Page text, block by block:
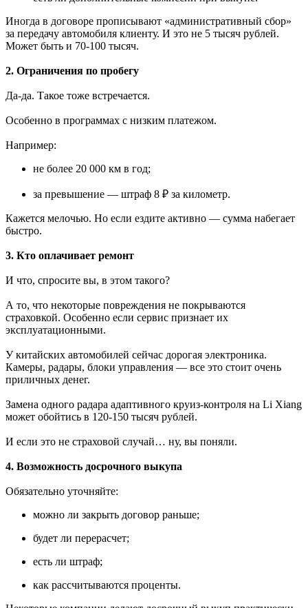
Иногда в договоре прописывают «административный сбор»
за передачу автомобиля клиенту. И это не 5 тысяч рублей.
Может быть и 70-100 тысяч.
2. Ограничения по пробегу
Да-да. Такое тоже встречается.
Особенно в программах с низким платежом.
Например:
не более 20 000 км в год;
за превышение — штраф 8 ₽ за километр.
Кажется мелочью. Но если ездите активно — сумма набегает
быстро.
3. Кто оплачивает ремонт
И что, спросите вы, в этом такого?
А то, что некоторые повреждения не покрываются
страховкой. Особенно если сервис признает их
эксплуатационными.
У китайских автомобилей сейчас дорогая электроника.
Камеры, радары, блоки управления — все это стоит очень
приличных денег.
Замена одного радара адаптивного круиз-контроля на Li Xiang
может обойтись в 120-150 тысяч рублей.
И если это не страховой случай… ну, вы поняли.
4. Возможность досрочного выкупа
Обязательно уточняйте:
можно ли закрыть договор раньше;
будет ли перерасчет;
есть ли штраф;
как рассчитываются проценты.